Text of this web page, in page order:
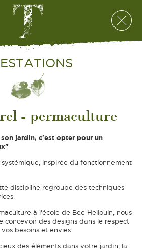
- permaculture
jardin, c'est opter pour un
inspirée du fonctionnement
discipline regroupe des techniques
à l'école de Bec-Hellouin, nous
concevoir des designs dans le respect
besoins et envies.
des éléments dans votre jardin, la